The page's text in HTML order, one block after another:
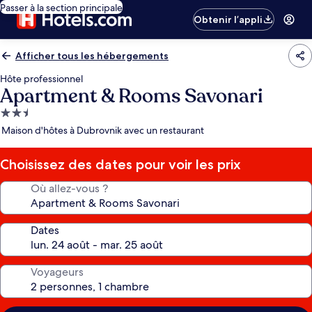
Passer à la section principale
Obtenir l’appli
Afficher tous les hébergements
Hôte professionnel
Apartment & Rooms Savonari
Hébergement
2.5 étoiles
Maison d'hôtes à Dubrovnik avec un restaurant
Choisissez des dates pour voir les prix
Où allez-vous ?
Dates
Voyageurs